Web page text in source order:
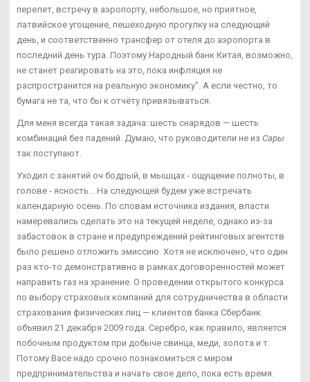
перелет, встречу в аэропорту, небольшое, но приятное,
латвийское угощение, пешеходную прогулку на следующий
день, и соответственно трансфер от отеля до аэропорта в
последний день тура. Поэтому Народный банк Китая, возможно,
не станет реагировать на это, пока инфляция не
распространится на реальную экономику". А если честно, то
бумага не та, что бы к отчёту привязываться.
Для меня всегда такая задача: шесть снарядов — шесть
комбинаций без падений. Думаю, что руководители не из Сары
так поступают.
Уходил с занятий оч бодрый, в мышцах - ощущение полноты, в
голове - ясность... На следующей будем уже встречать
календарную осень. По словам источника издания, власти
намеревались сделать это на текущей неделе, однако из-за
забастовок в стране и предупреждений рейтинговых агентств
было решено отложить эмиссию. Хотя не исключено, что один
раз кто-то демонстративно в рамках договоренностей может
направить газ на хранение. О проведении открытого конкурса
по выбору страховых компаний для сотрудничества в области
страхования физических лиц — клиентов банка Сбербанк
объявил 21 декабря 2009 года. Серебро, как правило, является
побочным продуктом при добыче свинца, меди, золота и т.
Потому Васе надо срочно познакомиться с миром
предпринимательства и начать свое дело, пока есть время.